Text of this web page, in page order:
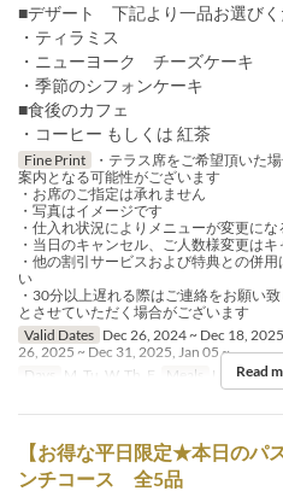
■デザート 下記より一品お選びく
・ティラミス
・ニューヨーク チーズケーキ
・季節のシフォンケーキ
■食後のカフェ
・コーヒー もしくは 紅茶
Fine Print
・テラス席をご希望頂いた
案内となる可能性がございます
・お席のご指定は承れません
・写真はイメージです
・仕入れ状況によりメニューが変更に
・当日のキャンセル、ご人数様変更は
・他の割引サービスおよび特典との併
い
・30分以上遅れる際はご連絡をお願い
とさせていただく場合がございます
Valid Dates Dec 26, 2024 ~ Dec 18,
26, 2025 ~ Dec 31, 2025, Jan 05 ~
Days
M, Tu, W, Th, F Meals Lunch, Tea
Read
【お得な平日限定★本日のパ
ンチコース 全5品